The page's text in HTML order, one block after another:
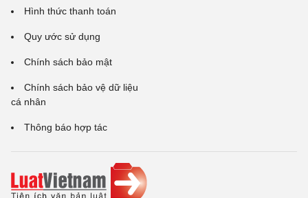
Hình thức thanh toán
Quy ước sử dụng
Chính sách bảo mật
Chính sách bảo vệ dữ liệu
cá nhân
Thông báo hợp tác